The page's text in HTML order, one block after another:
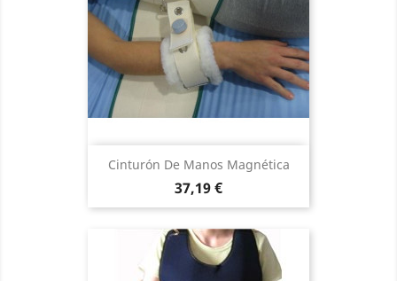
Cinturón De Manos Magnética
Precio
37,19 €